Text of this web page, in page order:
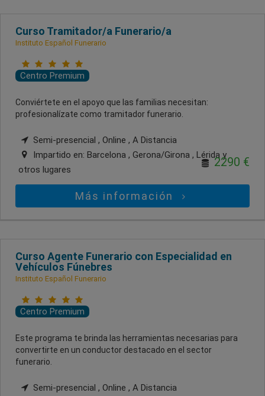
Curso Tramitador/a Funerario/a
Instituto Español Funerario
Centro Premium
Conviértete en el apoyo que las familias necesitan:
profesionalízate como tramitador funerario.
Semi-presencial , Online , A Distancia
Impartido en: Barcelona , Gerona/Girona , Lérida y
otros lugares
2290 €
Más información
Curso Agente Funerario con Especialidad en
Vehículos Fúnebres
Instituto Español Funerario
Centro Premium
Este programa te brinda las herramientas necesarias para
convertirte en un conductor destacado en el sector
funerario.
Semi-presencial , Online , A Distancia